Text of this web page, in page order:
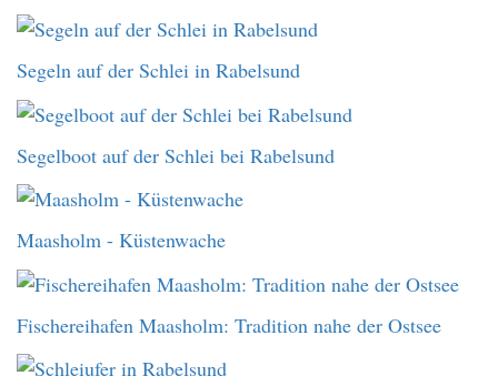
Segeln auf der Schlei in Rabelsund
Segelboot auf der Schlei bei Rabelsund
Maasholm - Küstenwache
Fischereihafen Maasholm: Tradition nahe der Ostsee